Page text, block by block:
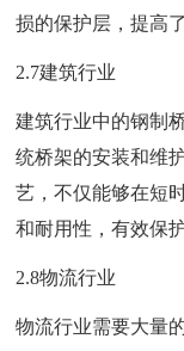
损的保护层，提高
2.7建筑行业
建筑行业中的钢制
统桥架的安装和维
艺，不仅能够在短
和耐用性，有效保
2.8物流行业
物流行业需要大量